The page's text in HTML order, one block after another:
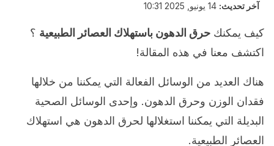
آخر تحديث: 14 يونيو, 2025 10:31
كيف يمكنك حرق الدهون باستهلاك العصائر الطبيعية ؟
اكتشف معنا في هذه المقالة!
هناك العديد من الوسائل الفعالة التي يمكننا من خلالها
فقدان الوزن وحرق الدهون. وإحدى الوسائل الصحية
البديلة التي يمكننا استغلالها لحرق الدهون هي استهلاك
العصائر الطبيعية.